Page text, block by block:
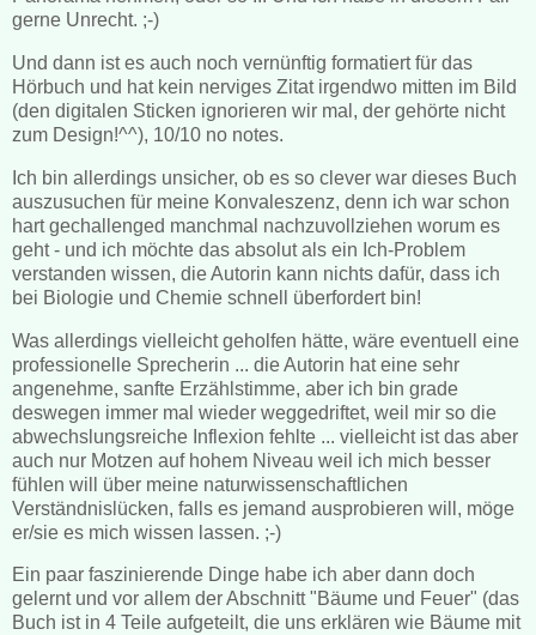
gerne Unrecht. ;-)
Und dann ist es auch noch vernünftig formatiert für das
Hörbuch und hat kein nerviges Zitat irgendwo mitten im Bild
(den digitalen Sticken ignorieren wir mal, der gehörte nicht
zum Design!^^), 10/10 no notes.
Ich bin allerdings unsicher, ob es so clever war dieses Buch
auszusuchen für meine Konvaleszenz, denn ich war schon
hart gechallenged manchmal nachzuvollziehen worum es
geht - und ich möchte das absolut als ein Ich-Problem
verstanden wissen, die Autorin kann nichts dafür, dass ich
bei Biologie und Chemie schnell überfordert bin!
Was allerdings vielleicht geholfen hätte, wäre eventuell eine
professionelle Sprecherin ... die Autorin hat eine sehr
angenehme, sanfte Erzählstimme, aber ich bin grade
deswegen immer mal wieder weggedriftet, weil mir so die
abwechslungsreiche Inflexion fehlte ... vielleicht ist das aber
auch nur Motzen auf hohem Niveau weil ich mich besser
fühlen will über meine naturwissenschaftlichen
Verständnislücken, falls es jemand ausprobieren will, möge
er/sie es mich wissen lassen. ;-)
Ein paar faszinierende Dinge habe ich aber dann doch
gelernt und vor allem der Abschnitt "Bäume und Feuer" (das
Buch ist in 4 Teile aufgeteilt, die uns erklären wie Bäume mit